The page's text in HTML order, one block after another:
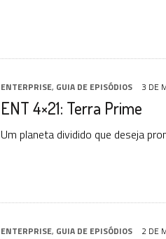
ENTERPRISE, GUIA DE EPISÓDIOS 3 DE
ENT 4×21: Terra Prime
Um planeta dividido que deseja
ENTERPRISE, GUIA DE EPISÓDIOS 2 DE